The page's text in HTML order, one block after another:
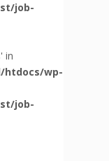
job-
in
htdocs/wp-
job-